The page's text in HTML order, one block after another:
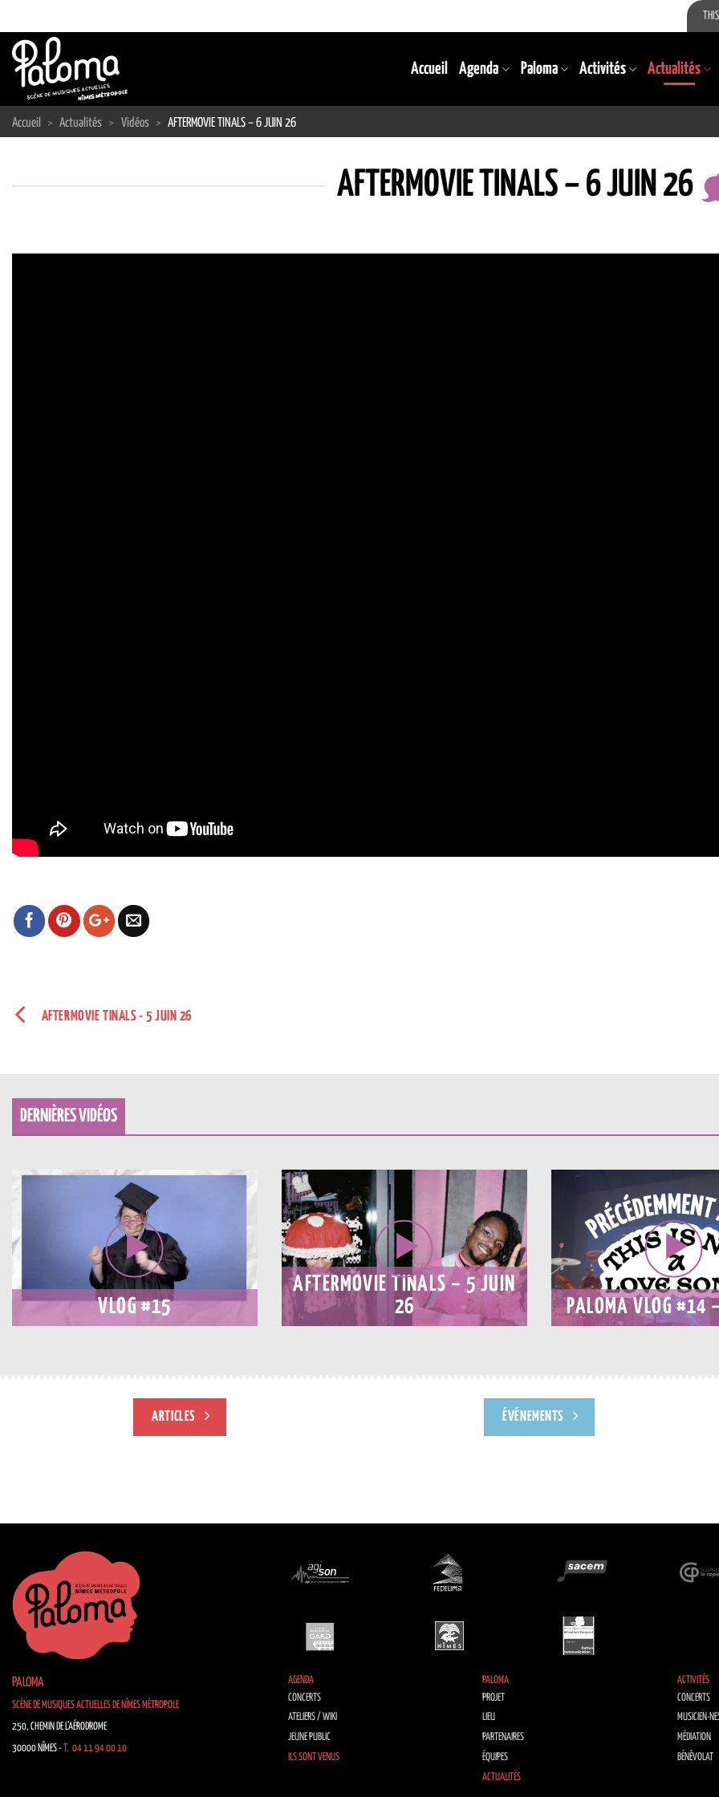
au
contenu
Accueil Agenda Paloma Activités Actualités
Accueil > Actualités > Vidéos > AFTERMOVIE TINALS – 6 JUIN 26
AFTERMOVIE TINALS – 6 JUIN 26
AFTERMOVIE TINALS - 5 JUIN 26
DERNIÈRES VIDÉOS
VLOG #15
AFTERMOVIE TINALS – 5 JUIN
26
PALOMA VLOG #14
ARTICLES ÉVÉNEMENTS
PALOMA
SCÈNE DE MUSIQUES ACTUELLES DE NÎMES MÉTROPOLE
250, CHEMIN DE L’AÉRODROME
30000 NÎMES -T. 04 11 94 00 10
AGENDA
CONCERTS
ATELIERS / WIKI
JEUNE PUBLIC
ILS SONT VENUS
PALOMA
PROJET
LIEU
PARTENAIRES
ÉQUIPES
ACTUALITÉS
ACTIVITÉS
CONCERTS
MÉDIATION
BÉNÉVOLAT